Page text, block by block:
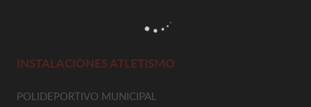
INSTALACIONES ATLETISMO
POLIDEPORTIVO MUNICIPAL